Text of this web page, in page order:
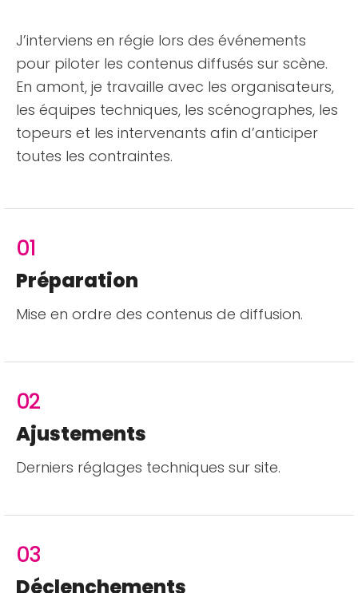
J’interviens en régie lors des événements
pour piloter les contenus diffusés sur scène.
En amont, je travaille avec les organisateurs,
les équipes techniques, les scénographes, les
topeurs et les intervenants afin d’anticiper
toutes les contraintes.
01
Préparation
Mise en ordre des contenus de diffusion.
02
Ajustements
Derniers réglages techniques sur site.
03
Déclenchements